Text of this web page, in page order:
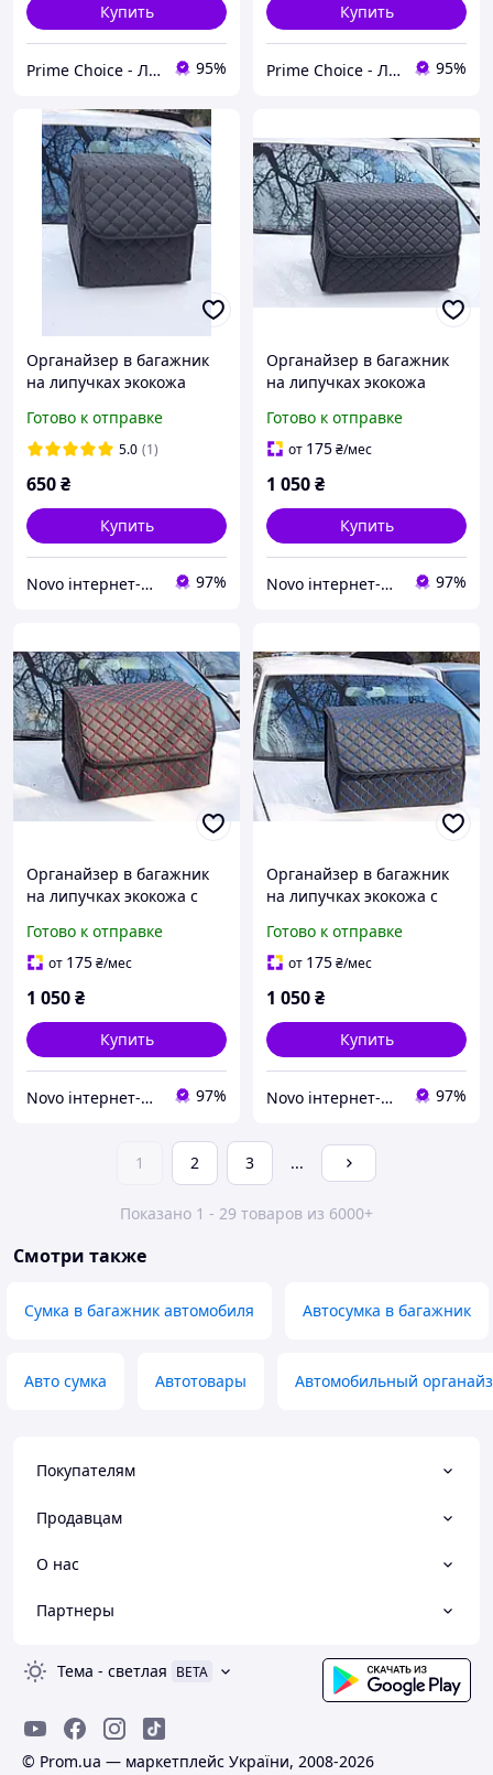
Купить
Prime Choice - Лучший выбор 95%
Купить
Prime Choice - Лучший выбор 95%
Органайзер в багажник
на липучках экокожа
Готово к отправке
5.0 (1)
650₴
Купить
Novo інтернет-магазин автозапчастин 97%
Органайзер в багажник
на липучках экокожа
Готово к отправке
от 175₴/мес
1 050₴
Купить
Novo інтернет-магазин автозапчастин 97%
Органайзер в багажник
на липучках экокожа с
30*50*30см
Готово к отправке
от 175₴/мес
1 050₴
Купить
Novo інтернет-магазин автозапчастин 97%
Органайзер в багажник
на липучках экокожа с
Готово к отправке
от 175₴/мес
1 050₴
Купить
Novo інтернет-магазин автозапчастин 97%
1 2 3 ...
Показано 1 - 29 товаров из 6000+
Смотри также
Сумка в багажник автомобиля Автосумка в багажник
Авто сумка Автотовары Автомобильный
Покупателям
Продавцам
О нас
Партнеры
Тема - светлая BETA
© Prom.ua — маркетплейс України, 2008-2026